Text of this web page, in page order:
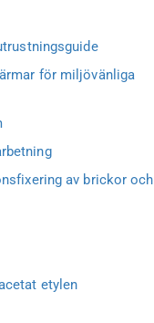
för miljövänliga
av brickor och
etylen